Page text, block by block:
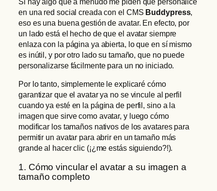
en una red social creada con el CMS Buddypress,
eso es una buena gestión de avatar. En efecto, por
un lado está el hecho de que el avatar siempre
enlaza con la página ya abierta, lo que en sí mismo
es inútil, y por otro lado su tamaño, que no puede
personalizarse fácilmente para un no iniciado.
Por lo tanto, simplemente le explicaré cómo
garantizar que el avatar ya no se vincule al perfil
cuando ya esté en la página de perfil, sino a la
imagen que sirve como avatar, y luego cómo
modificar los tamaños nativos de los avatares para
permitir un avatar para abrir en un tamaño más
grande al hacer clic (¡¿me estás siguiendo?!).
1. Cómo vincular el avatar a su imagen a
tamaño completo